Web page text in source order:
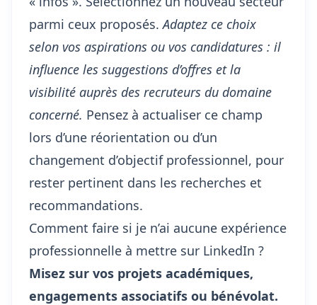
parmi ceux proposés.Adaptez ce choix
selon vos aspirations ou vos candidatures : il
influence les suggestions d’offres et la
visibilité auprès des recruteurs du domaine
concerné. Pensez à actualiser ce champ
lors d’une réorientation ou d’un
changement d’objectif professionnel, pour
rester pertinent dans les recherches et
recommandations.
Comment faire si je n’ai aucune expérience
professionnelle à mettre sur LinkedIn ?
Misez sur vos projets académiques,
engagements associatifs ou bénévolat.